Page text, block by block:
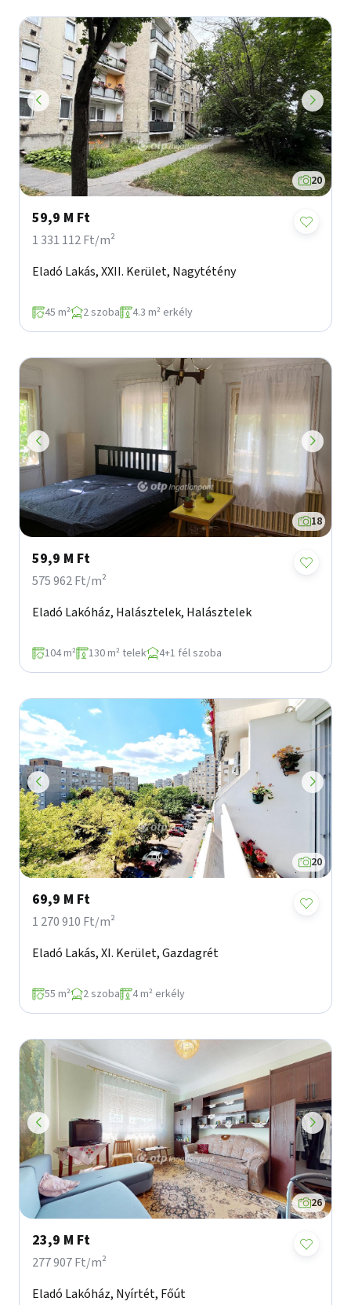
20
59,9 M Ft
1 331 112 Ft/m²
Eladó Lakás, XXII. Kerület, Nagytétény
45 m² 2 szoba 4.3 m² erkély
18
59,9 M Ft
575 962 Ft/m²
Eladó Lakóház, Halásztelek, Halásztelek
104 m² 130 m² telek 4+1 fél szoba
20
69,9 M Ft
1 270 910 Ft/m²
Eladó Lakás, XI. Kerület, Gazdagrét
55 m² 2 szoba 4 m² erkély
26
23,9 M Ft
277 907 Ft/m²
Eladó Lakóház, Nyírtét, Főút